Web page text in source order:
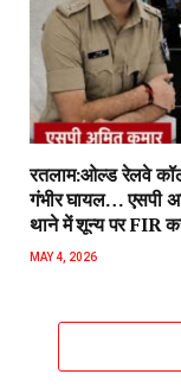
रतलाम:ओल्ड रेलवे
गंभीर घायल… एसपी
थाने में शून्य पर FIR
MAY 4, 2026